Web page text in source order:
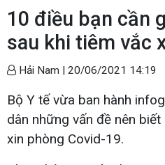
10 điều bạn cần
sau khi tiêm vắc
Hải Nam | 20/06/2021 14:19
Bộ Y tế vừa ban hành
dân những vấn đề nên
xin phòng Covid-19.